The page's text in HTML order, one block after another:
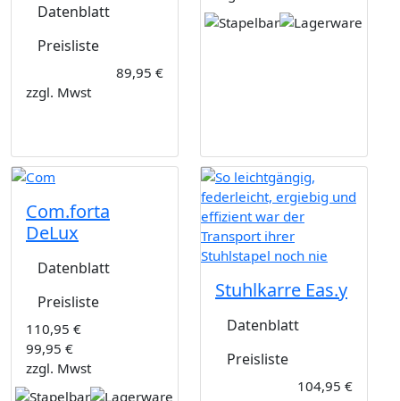
Datenblatt
Preisliste
89,95 €
zzgl. Mwst
Com.forta
DeLux
Datenblatt
Preisliste
110,95 €
99,95 €
zzgl. Mwst
Stuhlkarre Eas.y
Datenblatt
Preisliste
104,95 €